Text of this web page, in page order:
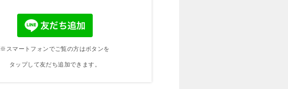
※スマートフォンでご覧の方はボタンを
タップして友だち追加できます。